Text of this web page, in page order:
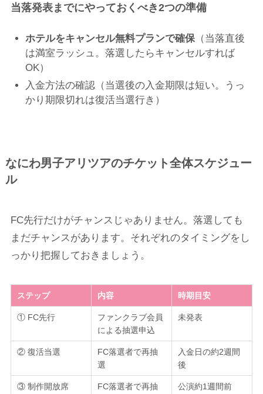
当落発表までにやっておくべき2つの準備
ホテルをキャンセル無料プランで確保（当落直後
は満室ラッシュ。落選したらキャンセルすれば
OK）
入金方法の確認（当選後の入金期限は短い。うっ
かり期限切れは復活当選行き）
なにわ男子アリツアのチケット全体スケジュー
ル
FC先行だけがチャンスじゃありません。落選しても
まだチャンスがあります。それぞれのタイミングをし
っかり把握しておきましょう。
ステップ 内容 時期目安
① FC先行
ファンクラブ会員
による抽選申込
未発表
② 復活当選
FC落選者で再抽
選
入金日の約2週間
後
③ 制作開放席
FC落選者で再抽
公演約1週間前